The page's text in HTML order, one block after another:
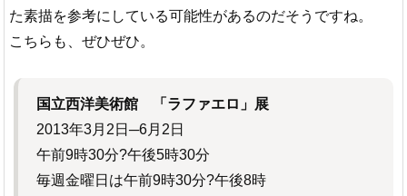
た素描を参考にしている可能性があるのだそうですね。
こちらも、ぜひぜひ。
国立西洋美術館 「ラファエロ」展
2013年3月2日─6月2日
午前9時30分?午後5時30分
毎週金曜日は午前9時30分?午後8時